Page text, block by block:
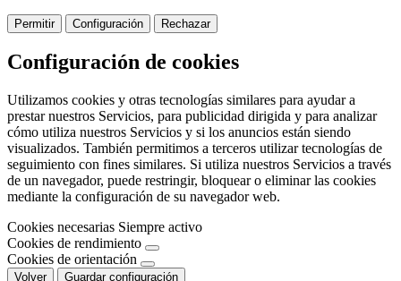
Permitir Configuración Rechazar
Configuración de cookies
Utilizamos cookies y otras tecnologías similares para ayudar a
prestar nuestros Servicios, para publicidad dirigida y para analizar
cómo utiliza nuestros Servicios y si los anuncios están siendo
visualizados. También permitimos a terceros utilizar tecnologías de
seguimiento con fines similares. Si utiliza nuestros Servicios a través
de un navegador, puede restringir, bloquear o eliminar las cookies
mediante la configuración de su navegador web.
Cookies necesarias Siempre activo
Cookies de rendimiento
Cookies de orientación
Volver Guardar configuración